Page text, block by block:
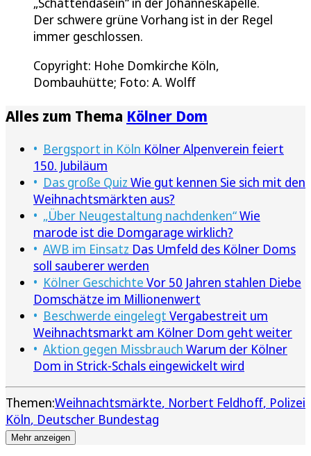
Der schwere grüne Vorhang ist in der Regel
immer geschlossen.
Copyright: Hohe Domkirche Köln,
Dombauhütte; Foto: A. Wolff
Alles zum Thema Kölner Dom
Bergsport in Köln Kölner Alpenverein feiert
150. Jubiläum
Das große Quiz Wie gut kennen Sie sich mit den
Weihnachtsmärkten aus?
„Über Neugestaltung nachdenken“Wie
marode ist die Domgarage wirklich?
AWB im Einsatz Das Umfeld des Kölner Doms
soll sauberer werden
Kölner Geschichte Vor 50 Jahren stahlen Diebe
Domschätze im Millionenwert
Beschwerde eingelegt Vergabestreit um
Weihnachtsmarkt am Kölner Dom geht weiter
Aktion gegen Missbrauch Warum der Kölner
Dom in Strick-Schals eingewickelt wird
Themen:Weihnachtsmärkte Norbert Feldhoff Polizei
Köln Deutscher Bundestag
Mehr anzeigen